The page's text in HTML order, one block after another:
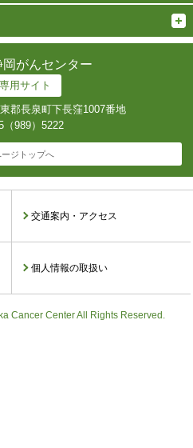
がんセンター
用サイト
郡長泉町下長窪1007番地
（989）5222
ージトップへ
交通案内・アクセス
個人情報の取扱い
Cancer Center All Rights Reserved.